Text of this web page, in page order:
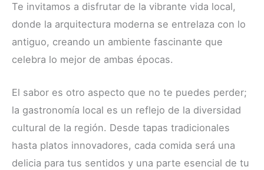
Te invitamos a disfrutar de la vibrante vida local,
donde la arquitectura moderna se entrelaza con lo
antiguo, creando un ambiente fascinante que
celebra lo mejor de ambas épocas.
El sabor es otro aspecto que no te puedes perder;
la gastronomía local es un reflejo de la diversidad
cultural de la región. Desde tapas tradicionales
hasta platos innovadores, cada comida será una
delicia para tus sentidos y una parte esencial de tu